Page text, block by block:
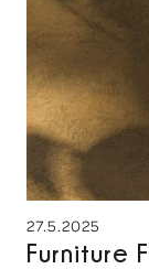
27.5.2025
Furniture